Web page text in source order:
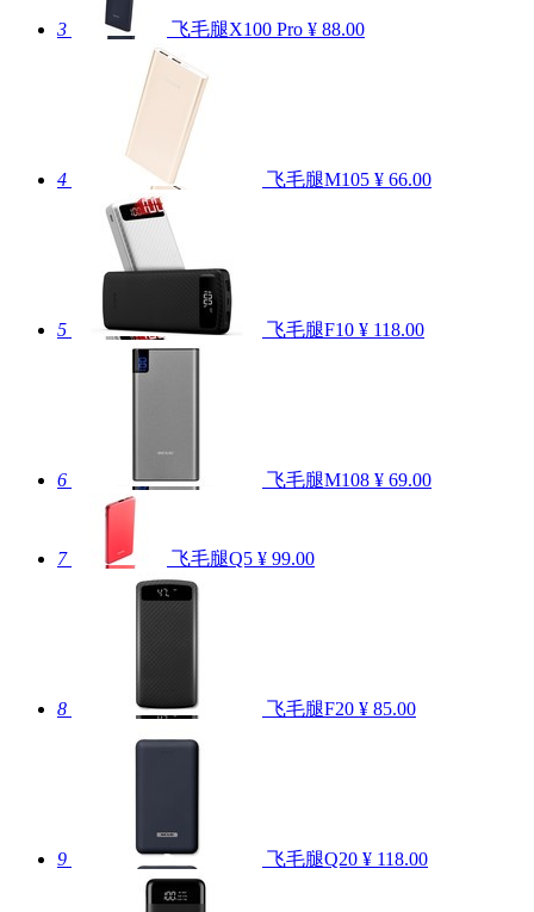
3 飞毛腿X100 Pro ¥ 88.00
4 飞毛腿M105 ¥ 66.00
5 飞毛腿F10 ¥ 118.00
6 飞毛腿M108 ¥ 69.00
7 飞毛腿Q5 ¥ 99.00
8 飞毛腿F20 ¥ 85.00
9 飞毛腿Q20 ¥ 118.00